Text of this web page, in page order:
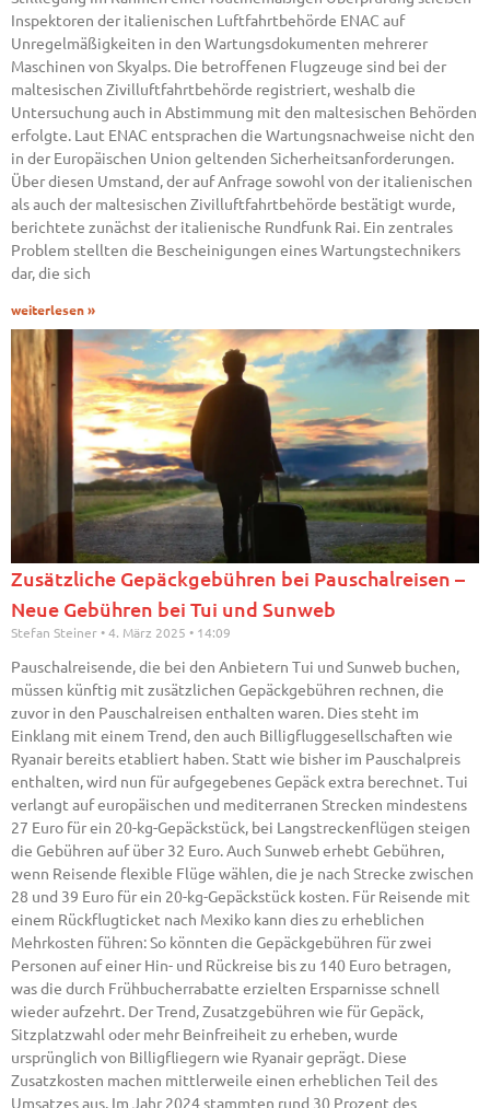
Inspektoren der italienischen Luftfahrtbehörde ENAC auf
Unregelmäßigkeiten in den Wartungsdokumenten mehrerer
Maschinen von Skyalps. Die betroffenen Flugzeuge sind bei der
maltesischen Zivilluftfahrtbehörde registriert, weshalb die
Untersuchung auch in Abstimmung mit den maltesischen Behörden
erfolgte. Laut ENAC entsprachen die Wartungsnachweise nicht den
in der Europäischen Union geltenden Sicherheitsanforderungen.
Über diesen Umstand, der auf Anfrage sowohl von der italienischen
als auch der maltesischen Zivilluftfahrtbehörde bestätigt wurde,
berichtete zunächst der italienische Rundfunk Rai. Ein zentrales
Problem stellten die Bescheinigungen eines Wartungstechnikers
dar, die sich
weiterlesen »
Zusätzliche Gepäckgebühren bei Pauschalreisen –
Neue Gebühren bei Tui und Sunweb
Stefan Steiner 4. März 2025 14:09
Pauschalreisende, die bei den Anbietern Tui und Sunweb buchen,
müssen künftig mit zusätzlichen Gepäckgebühren rechnen, die
zuvor in den Pauschalreisen enthalten waren. Dies steht im
Einklang mit einem Trend, den auch Billigfluggesellschaften wie
Ryanair bereits etabliert haben. Statt wie bisher im Pauschalpreis
enthalten, wird nun für aufgegebenes Gepäck extra berechnet. Tui
verlangt auf europäischen und mediterranen Strecken mindestens
27 Euro für ein 20-kg-Gepäckstück, bei Langstreckenflügen steigen
die Gebühren auf über 32 Euro. Auch Sunweb erhebt Gebühren,
wenn Reisende flexible Flüge wählen, die je nach Strecke zwischen
28 und 39 Euro für ein 20-kg-Gepäckstück kosten. Für Reisende mit
einem Rückflugticket nach Mexiko kann dies zu erheblichen
Mehrkosten führen: So könnten die Gepäckgebühren für zwei
Personen auf einer Hin- und Rückreise bis zu 140 Euro betragen,
was die durch Frühbucherrabatte erzielten Ersparnisse schnell
wieder aufzehrt. Der Trend, Zusatzgebühren wie für Gepäck,
Sitzplatzwahl oder mehr Beinfreiheit zu erheben, wurde
ursprünglich von Billigfliegern wie Ryanair geprägt. Diese
Zusatzkosten machen mittlerweile einen erheblichen Teil des
Umsatzes aus. Im Jahr 2024 stammten rund 30 Prozent des